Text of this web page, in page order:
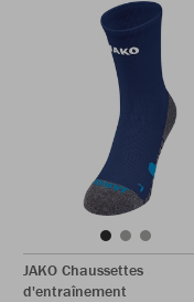
JAKO Chaussettes
d'entraînement